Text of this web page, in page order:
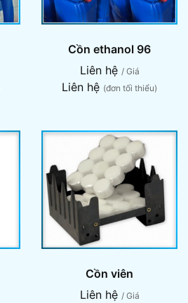
Cồn ethanol 96
Liên hệ / Giá
Liên hệ (đơn tối thiểu)
Cồn viên
Liên hệ / Giá